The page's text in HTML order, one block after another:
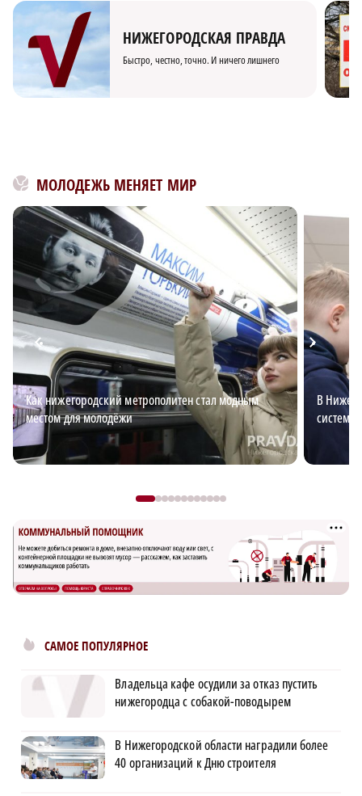
НИЖЕГОРОДСКАЯ ПРАВДА
Быстро, честно, точно. И ничего лишнего
МОЛОДЕЖЬ МЕНЯЕТ МИР
Как нижегородский метрополитен стал модным
местом для молодёжи
В
система
САМОЕ ПОПУЛЯРНОЕ
Владельца кафе осудили за отказ пустить
нижегородца с собакой-поводырем
В Нижегородской области наградили более
40 организаций к Дню строителя